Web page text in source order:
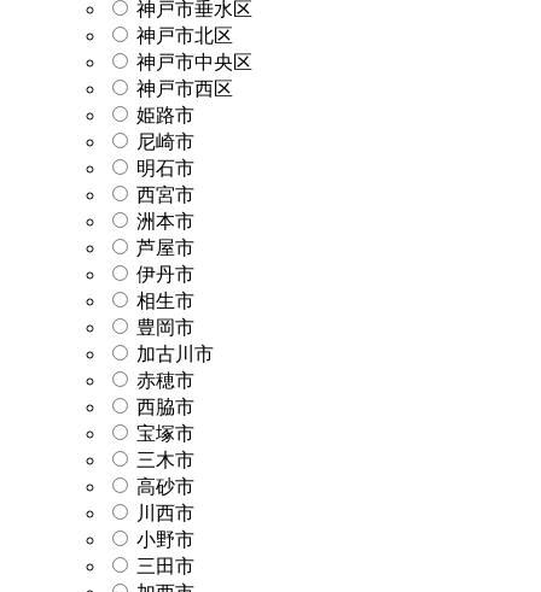
神戸市垂水区
神戸市北区
神戸市中央区
神戸市西区
姫路市
尼崎市
明石市
西宮市
洲本市
芦屋市
伊丹市
相生市
豊岡市
加古川市
赤穂市
西脇市
宝塚市
三木市
高砂市
川西市
小野市
三田市